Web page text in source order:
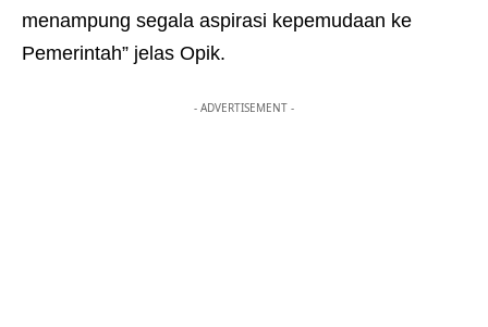
menampung segala aspirasi kepemudaan ke
Pemerintah” jelas Opik.
- ADVERTISEMENT -